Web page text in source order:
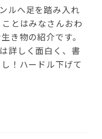
ルへ足を踏み入れ
とはみなさんおわ
き物の紹介です。
詳しく面白く、書
！ハードル下げて